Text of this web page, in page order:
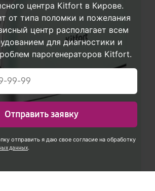
центра Kitfort в Кирове.
от типа поломки и пожелания
центр располагает всем
для диагностики и
парогенераторов Kitfort.
Отправить заявку
отправить я даю свое согласие на обработку
данных.